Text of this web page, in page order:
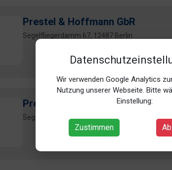
Wir verwenden Google Analytics
Nutzung unserer Webseite. Bitte
Einstellung:
Zustimmen
Prestel & Hoffmann GbR
Segelfliegerdamm 67, 12487 Berlin
Prestel & Hoffmann GbR
Segelfliegerdamm 67, 12487 Berlin